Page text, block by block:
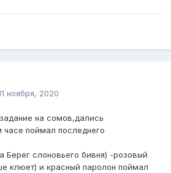
ноября, 2020
на сомов,дались
часе поймал последнего
слоновьего бивня) -розовый
клюет) и красный паролон поймал